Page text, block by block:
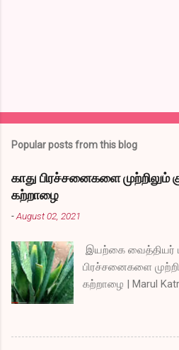
Popular posts from this blog
காது பிரச்சனைகளை முற்றிலும்
கற்றாழை
-August 02, 2021
இயற்கை வைத்தியர்
பிரச்சனைகளை
கற்றாழை | Marul